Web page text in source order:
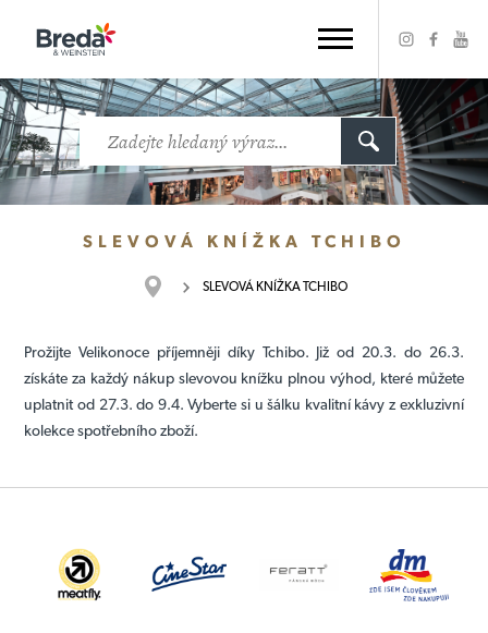
SLEVOVÁ KNÍŽKA TCHIBO
SLEVOVÁ KNÍŽKA TCHIBO
Prožijte Velikonoce příjemněji díky Tchibo. Již od 20.3. do 26.3.
získáte za každý nákup slevovou knížku plnou výhod, které můžete
uplatnit od 27.3. do 9.4. Vyberte si u šálku kvalitní kávy z exkluzivní
kolekce spotřebního zboží.